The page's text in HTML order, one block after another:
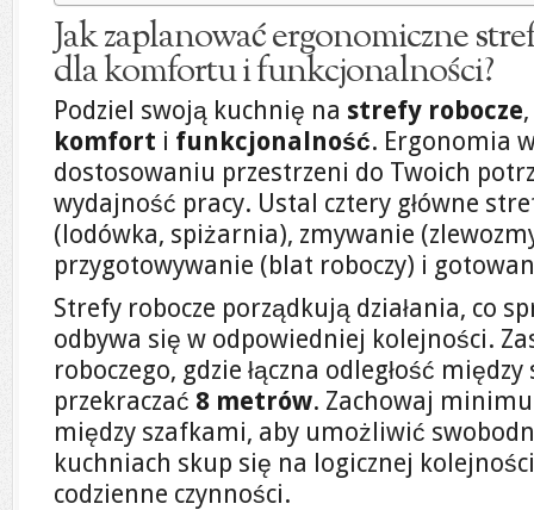
Jak zaplanować ergonomiczne
dla komfortu i funkcjonalności?
Podziel swoją kuchnię na strefy robocze
komfort i funkcjonalność. Ergonomia
dostosowaniu przestrzeni do Twoich
wydajność pracy. Ustal cztery główne
(lodówka, spiżarnia), zmywanie
przygotowywanie (blat roboczy) i
Strefy robocze porządkują działania, co
odbywa się w odpowiedniej kolejności.
roboczego, gdzie łączna odległość
przekraczać 8 metrów. Zachowaj
między szafkami, aby umożliwić
kuchniach skup się na logicznej
codzienne czynności.